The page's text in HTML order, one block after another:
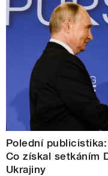
Polední
Co získal setkáním
Ukrajiny